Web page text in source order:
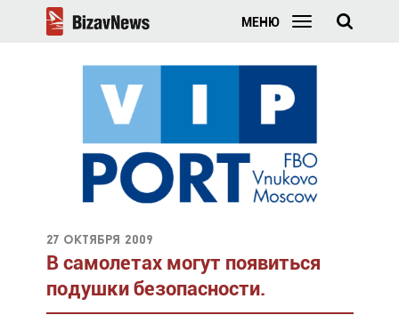
МЕНЮ
27 октября 2009
В самолетах могут появиться
подушки безопасности.